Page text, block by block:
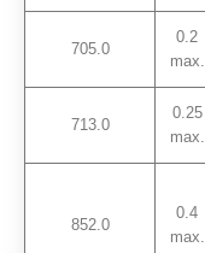
705.0
0.2
max.
713.0
0.25
max.
852.0
0.4
max.